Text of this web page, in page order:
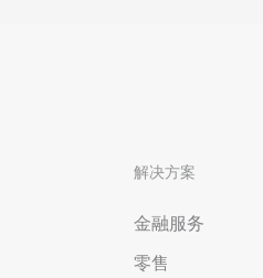
解决方案
金融服务
零售